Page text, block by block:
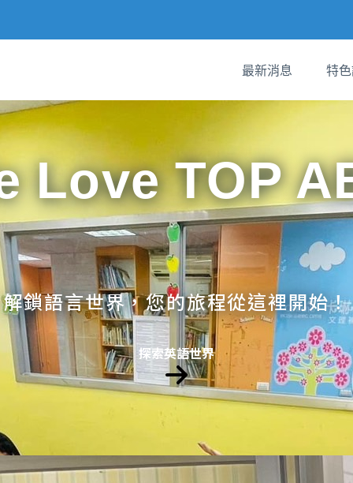
最新消息 特
Love TOP
解鎖語言世界，您的旅程從這裡開始！
探索英語世界